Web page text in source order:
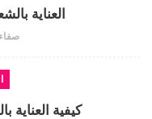
العناية
كيفية